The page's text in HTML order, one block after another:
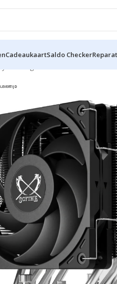
CadeaukaartSaldo Checker